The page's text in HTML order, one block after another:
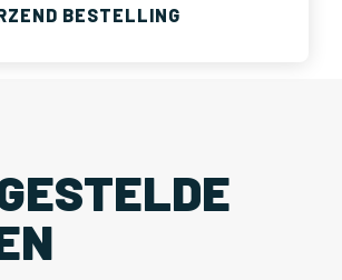
BESTELLING